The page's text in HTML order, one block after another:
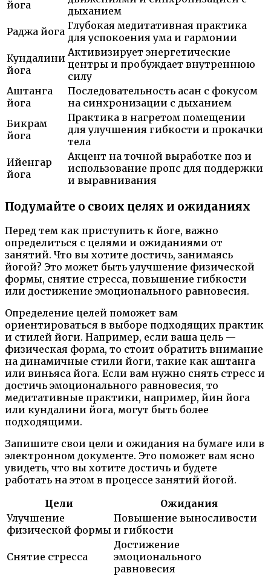
йога
дыханием
Раджа йога Глубокая медитативная практика
для успокоения ума и гармонии
Кундалини
йога
Активизирует энергетические
центры и пробуждает внутреннюю
силу
Аштанга
йога
Последовательность асан с фокусом
на синхронизации с дыханием
Бикрам
йога
Практика в нагретом помещении
для улучшения гибкости и прокачки
тела
Ийенгар
йога
Акцент на точной выработке поз и
использование пропс для поддержки
и выравнивания
Подумайте о своих целях и ожиданиях
Перед тем как приступить к йоге, важно
определиться с целями и ожиданиями от
занятий. Что вы хотите достичь, занимаясь
йогой? Это может быть улучшение физической
формы, снятие стресса, повышение гибкости
или достижение эмоционального равновесия.
Определение целей поможет вам
ориентироваться в выборе подходящих практик
и стилей йоги. Например, если ваша цель —
физическая форма, то стоит обратить внимание
на динамичные стили йоги, такие как аштанга
или виньяса йога. Если вам нужно снять стресс и
достичь эмоционального равновесия, то
медитативные практики, например, йин йога
или кундалини йога, могут быть более
подходящими.
Запишите свои цели и ожидания на бумаге или в
электронном документе. Это поможет вам ясно
увидеть, что вы хотите достичь и будете
работать на этом в процессе занятий йогой.
Цели
Ожидания
Улучшение
физической формы
Повышение выносливости
и гибкости
Снятие стресса
Достижение
эмоционального
равновесия